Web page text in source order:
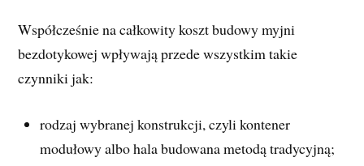
Współcześnie na całkowity koszt budowy myjni
bezdotykowej wpływają przede wszystkim takie
czynniki jak:
rodzaj wybranej konstrukcji, czyli kontener
modułowy albo hala budowana metodą tradycyjną;